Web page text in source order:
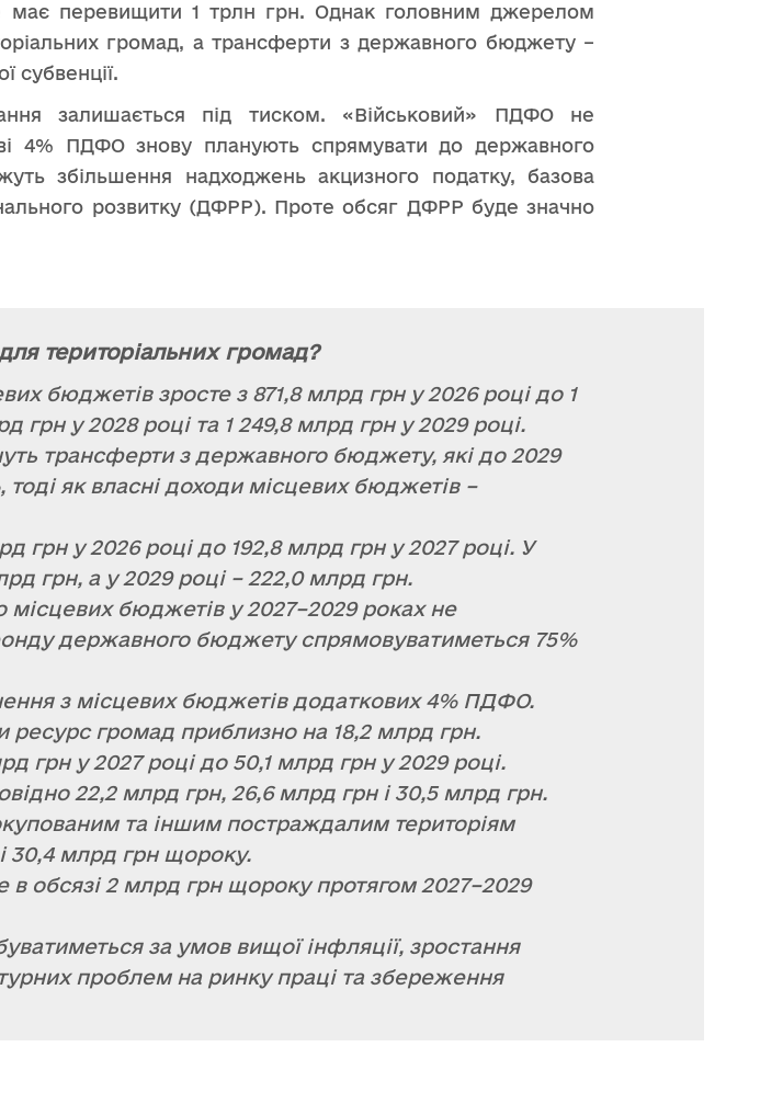
має перевищити 1 трлн грн. Однак головним джерелом
громад, а трансферти з державного бюджету –
субвенції.
залишається під тиском. «Військовий» ПДФО не
4% ПДФО знову планують спрямувати до державного
збільшення надходжень акцизного податку, базова
розвитку (ДФРР). Проте обсяг ДФРР буде значно
територіальних громад?
бюджетів зросте з 871,8 млрд грн у 2026 році до 1
грн у 2028 році та 1 249,8 млрд грн у 2029 році.
трансферти з державного бюджету, які до 2029
як власні доходи місцевих бюджетів –
грн у 2026 році до 192,8 млрд грн у 2027 році. У
грн, а у 2029 році – 222,0 млрд грн.
бюджетів у 2027–2029 роках не
державного бюджету спрямовуватиметься 75%
з місцевих бюджетів додаткових 4% ПДФО.
громад приблизно на 18,2 млрд грн.
грн у 2027 році до 50,1 млрд грн у 2029 році.
22,2 млрд грн, 26,6 млрд грн і 30,5 млрд грн.
та іншим постраждалим територіям
30,4 млрд грн щороку.
обсязі 2 млрд грн щороку протягом 2027–2029
за умов вищої інфляції, зростання
проблем на ринку праці та збереження